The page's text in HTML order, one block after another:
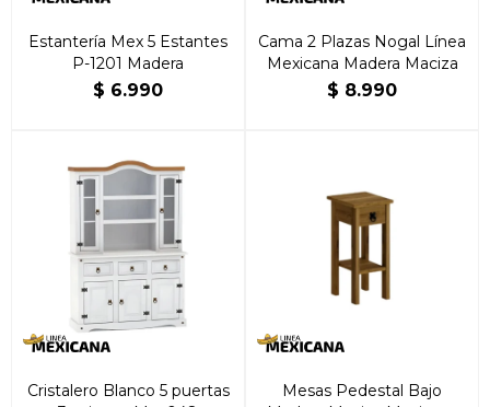
Estantería Mex 5 Estantes
P-1201 Madera
$ 6.990
Cama 2 Plazas Nogal Línea
Mexicana Madera Maciza
$ 8.990
Cristalero Blanco 5 puertas
Mesas Pedestal Bajo